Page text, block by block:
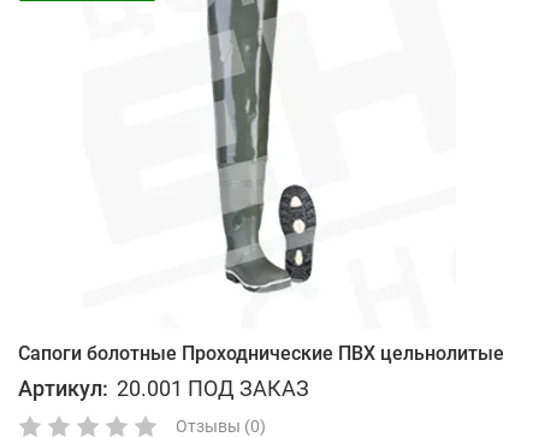
Сапоги болотные Проходнические ПВХ цельнолитые
Артикул: 20.001 ПОД ЗАКАЗ
Отзывы (0)